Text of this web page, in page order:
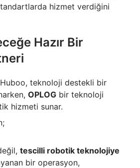
hizmet verdiğini
Hazır Bir
Huboo, teknoloji destekli bir
OPLOG bir teknoloji
hizmeti sunar.
tescilli robotik teknolojiye
bir operasyon,